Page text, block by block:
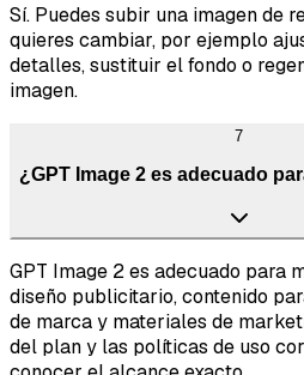
Sí. Puedes subir una imagen de
quieres cambiar, por ejemplo
detalles, sustituir el fondo o
imagen.
7
¿GPT Image 2 es adecuado
GPT Image 2 es adecuado para
diseño publicitario, contenido
de marca y materiales de
del plan y las políticas de uso